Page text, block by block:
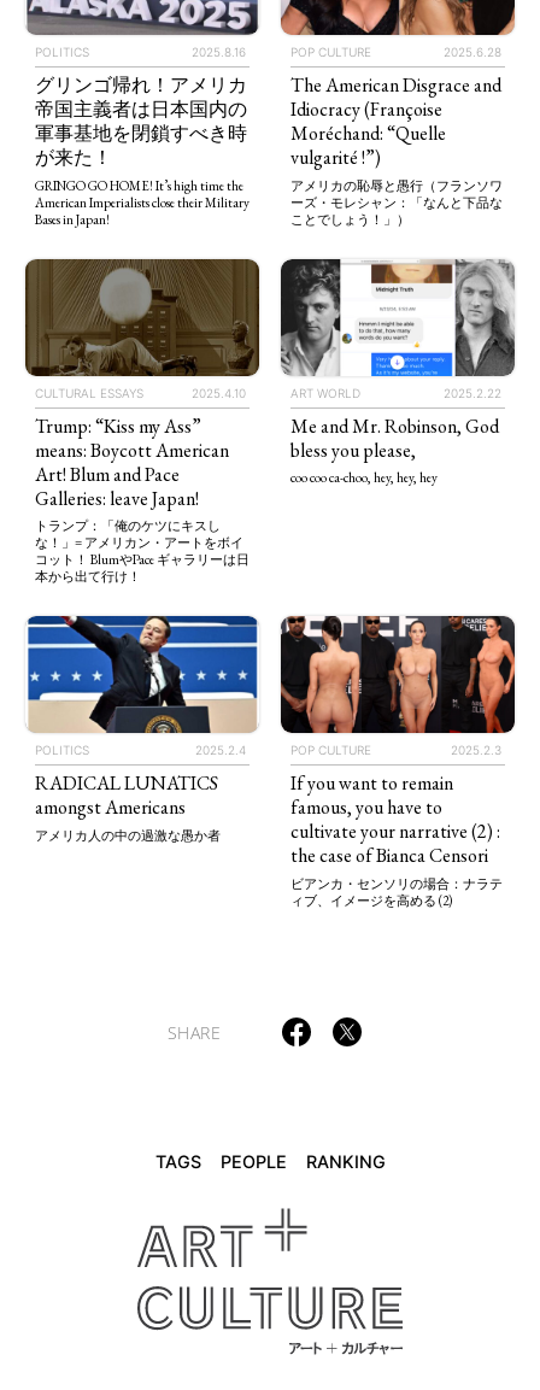
TAGS PEOPLE RANKING
ART WORLD POP CULTURE
POLITICS REVIEWS ARTICLES
POLITICS 2025.8.16
グリンゴ帰れ！アメリカ
帝国主義者は日本国内の
軍事基地を閉鎖すべき時
が来た！
GRINGO GO HOME! It’s high time the
American Imperialists close their Military
Bases in Japan!
POP CULTURE 2025.6.28
The American Disgrace and
Idiocracy (Françoise
Moréchand: “Quelle
vulgarité !”)
アメリカの恥辱と愚行（フランソワ
ーズ・モレシャン：「なんと下品な
ことでしょう！」）
CULTURAL ESSAYS 2025.4.10
Trump: “Kiss my Ass”
means: Boycott American
Art! Blum and Pace
Galleries: leave Japan!
トランプ：「俺のケツにキスし
な！」= アメリカン・アートをボイ
コット！ BlumやPace ギャラリーは日
本から出て行け！
ART WORLD 2025.2.22
Me and Mr. Robinson, God
bless you please,
coo coo ca-choo, hey, hey, hey
POLITICS 2025.2.4
RADICAL LUNATICS
amongst Americans
アメリカ人の中の過激な愚か者
POP CULTURE 2025.2.3
If you want to remain
famous, you have to
cultivate your narrative (2) :
the case of Bianca Censori
ビアンカ・センソリの場合：ナラテ
ィブ、イメージを高める (2)
SHARE
TAGS PEOPLE RANKING